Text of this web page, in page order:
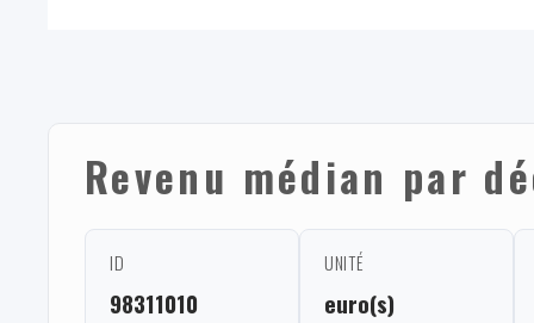
Revenu médian par
ID
98311010
UNITÉ
euro(s)